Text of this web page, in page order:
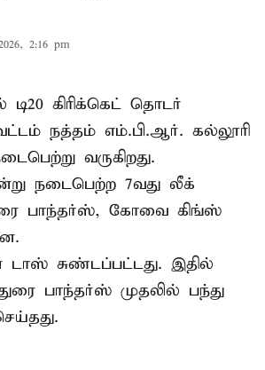
2:16 pm
டி20 கிரிக்கெட் தொடர்
நத்தம் எம்.பி.ஆர். கல்லூரி
வருகிறது.
நடைபெற்ற 7வது லீக்
பாந்தர்ஸ், கோவை கிங்ஸ்
டாஸ் சுண்டப்பட்டது. இதில்
பாந்தர்ஸ் முதலில் பந்து